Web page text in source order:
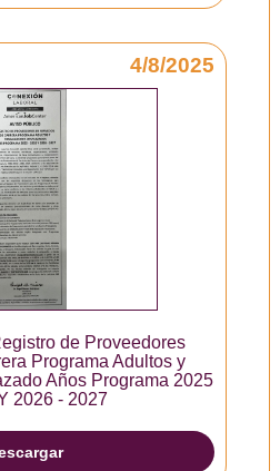
4/8/2025
de Proveedores
Programa Adultos y
Años Programa 2025
2026 - 2027